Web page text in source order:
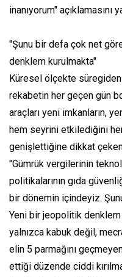
inanıyorum" açıklamasını
"Şunu bir defa çok net
denklem kurulmakta"
Küresel ölçekte
rekabetin her geçen gün
araçları yeni imkanların,
hem seyrini etkilediğini
genişlettiğine dikkat
"Gümrük vergilerinin
politikalarının gıda
bir dönemin içindeyiz.
Yeni bir jeopolitik
yalnızca kabuk değil,
elin 5 parmağını
ettiği düzende ciddi